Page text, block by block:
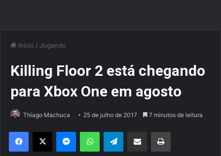
Início / Jogando
Killing Floor 2 está chegando
para Xbox One em agosto
Thiago Machuca 25 de julho de 2017 7 minutos de leitura